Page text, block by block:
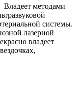
Владеет методами
системы.
лазерной
владеет